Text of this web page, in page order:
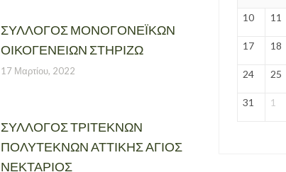
ΣΥΛΛΟΓΟΣ ΜΟΝΟΓΟΝΕΪΚΩΝ
ΟΙΚΟΓΕΝΕΙΩΝ ΣΤΗΡΙΖΩ
17 Μαρτίου, 2022
ΣΥΛΛΟΓΟΣ ΤΡΙΤΕΚΝΩΝ
ΠΟΛΥΤΕΚΝΩΝ ΑΤΤΙΚΗΣ ΑΓΙΟΣ
ΝΕΚΤΑΡΙΟΣ
10 11
17 18
24 25
31 1